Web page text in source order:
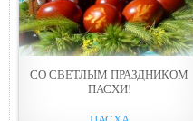
СО СВЕТЛЫМ ПРАЗДНИКОМ
ПАСХИ!